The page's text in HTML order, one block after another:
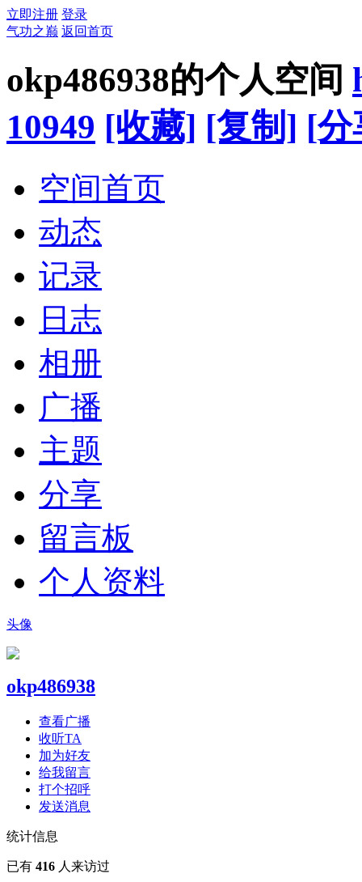
立即注册 登录
气功之巅 返回首页
okp486938的个人空间
10949 [收藏] [复制] [分
空间首页
动态
记录
日志
相册
广播
主题
分享
留言板
个人资料
头像
okp486938
查看广播
收听TA
加为好友
给我留言
打个招呼
发送消息
统计信息
已有 416 人来访过